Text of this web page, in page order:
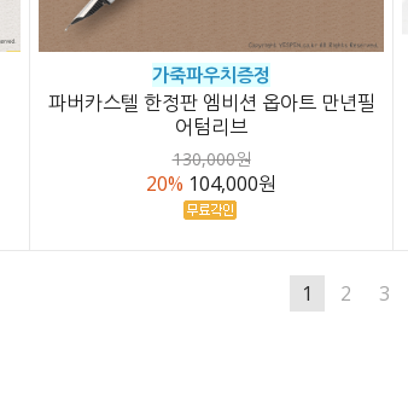
가죽파우치증정
파버카스텔 한정판 엠비션 옵아트 만년필
어텀리브
130,000원
20% 104,000원
1 2 3